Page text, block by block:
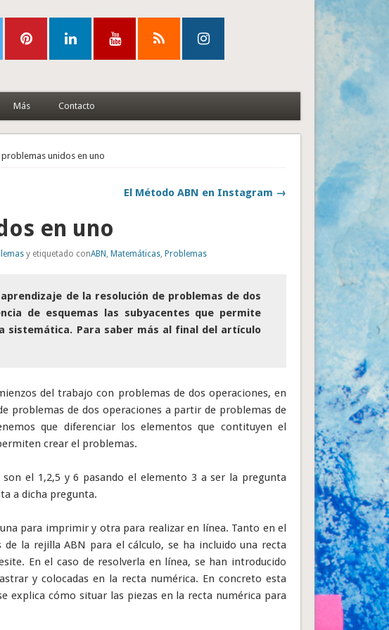
Más Contacto
problemas unidos en uno
El Método ABN en Instagram →
en uno
y etiquetado conABN,Matemáticas,Problemas
de la resolución de problemas de dos
de esquemas las subyacentes que permite
sistemática. Para saber más al final del artículo
del trabajo con problemas de dos operaciones, en
problemas de dos operaciones a partir de problemas de
que diferenciar los elementos que contituyen el
crear el problemas.
el 1,2,5 y 6 pasando el elemento 3 a ser la pregunta
a dicha pregunta.
para imprimir y otra para realizar en línea. Tanto en el
la rejilla ABN para el cálculo, se ha incluido una recta
En el caso de resolverla en línea, se han introducido
y colocadas en la recta numérica. En concreto esta
explica cómo situar las piezas en la recta numérica para